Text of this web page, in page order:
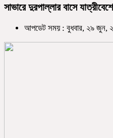
সাভারে দুরপাল্লার বাসে
আপডেট সময় : বুধবার, ২৯ জুন,